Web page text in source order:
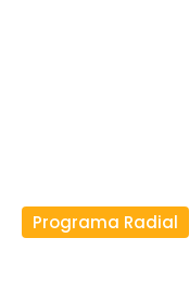
Programa Radial